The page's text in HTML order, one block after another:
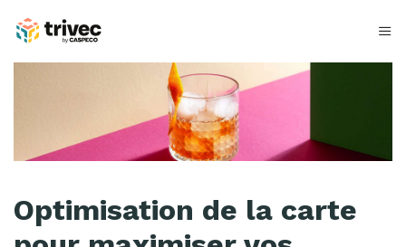
contenu
m
Optimisation de la carte